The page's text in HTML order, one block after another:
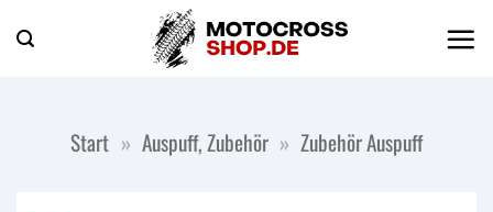
Inhalt
Start » Auspuff, Zubehör » Zubehör Auspuff